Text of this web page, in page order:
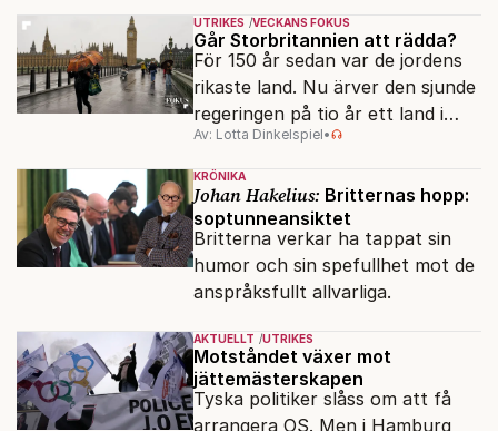
hela samhället – utan att rubba
den ryska statsidén?
UTRIKES VECKANS FOKUS
Går Storbritannien att rädda?
För 150 år sedan var de jordens
rikaste land. Nu ärver den sjunde
regeringen på tio år ett land i
politiskt och ekonomiskt kaos.
Av: Lotta Dinkelspiel•
KRÖNIKA
Johan Hakelius: Britternas hopp:
soptunneansiktet
Britterna verkar ha tappat sin
humor och sin spefullhet mot de
anspråksfullt allvarliga.
AKTUELLT UTRIKES
Motståndet växer mot
jättemästerskapen
Tyska politiker slåss om att få
arrangera OS. Men i Hamburg